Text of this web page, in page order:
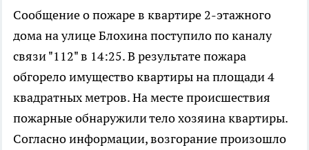
Сообщение о пожаре в квартире 2-этажного
дома на улице Блохина поступило по каналу
связи "112" в 14:25. В результате пожара
обгорело имущество квартиры на площади 4
квадратных метров. На месте происшествия
пожарные обнаружили тело хозяина квартиры.
Согласно информации, возгорание произошло